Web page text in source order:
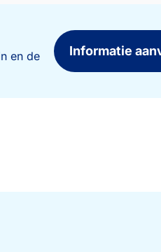
en de
Informatie